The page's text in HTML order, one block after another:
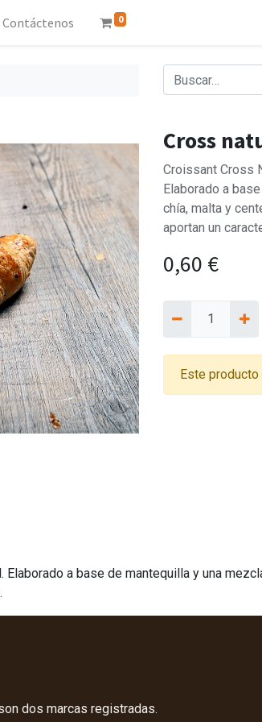
Contáctenos 0
Cross
Croissant Cross
Elaborado a
chía, malta y
aportan un
0,60 €
Este
a base de mantequilla y una
dos marcas registradas.